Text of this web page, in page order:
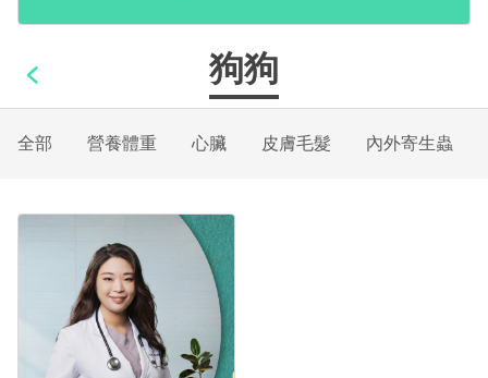
狗狗
全部 營養體重 心臟 皮膚毛髮 內外寄生蟲